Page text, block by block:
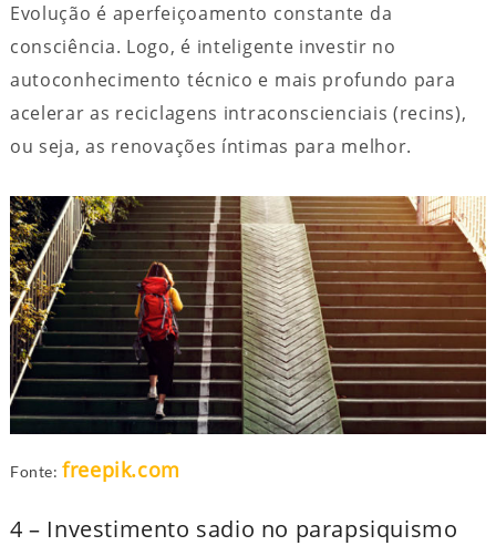
Evolução é aperfeiçoamento constante da
consciência. Logo, é inteligente investir no
autoconhecimento técnico e mais profundo para
acelerar as reciclagens intraconscienciais (recins),
ou seja, as renovações íntimas para melhor.
Fonte:freepik.com
4 – Investimento sadio no parapsiquismo